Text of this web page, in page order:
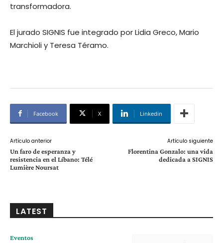
transformadora.
El jurado SIGNIS fue integrado por Lidia Greco, Mario
Marchioli y Teresa Téramo.
Facebook X Linkedin
Artículo anterior
Un faro de esperanza y
resistencia en el Líbano: Télé
Lumière Noursat
Artículo siguiente
Florentina Gonzalo: una vida
dedicada a SIGNIS
LATEST
Eventos